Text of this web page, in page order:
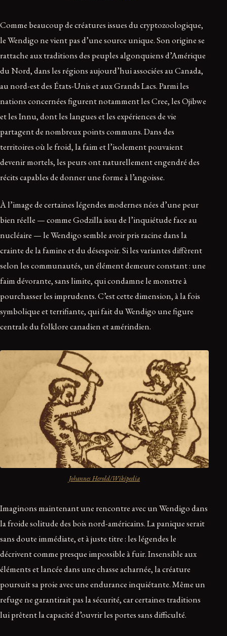
Comme beaucoup de créatures issues du cryptozoologique,
le Wendigo ne vient pas d’une source unique. Son origine se
rattache aux traditions des peuples algonquiens d’Amérique
du Nord, dans les régions aujourd’hui associées au Canada,
au nord-est des États-Unis et aux Grands Lacs. Parmi les
nations concernées figurent notamment les Cree, les Ojibwe
et les Innu, dont les langues et les expériences de vie
partagent de nombreux points communs. Dans des
territoires où le froid, la faim et l’isolement pouvaient
devenir mortels, les peurs ont naturellement engendré des
récits capables de donner une forme à l’angoisse.
À l’image de certaines légendes modernes nées d’une peur
bien réelle — comme Godzilla issu de l’inquiétude face au
nucléaire — le Wendigo semble avoir pris racine dans la
crainte de la famine et du désespoir. Si les variantes diffèrent
selon les communautés, un élément demeure constant : une
faim dévorante, sans limite, qui condamne le monstre à
pourchasser les imprudents. C’est cette dimension, à la fois
symbolique et terrifiante, qui fait du Wendigo une figure
centrale du folklore canadien et amérindien.
Johannes Herold/Wikipedia
Imaginons maintenant une rencontre avec un Wendigo dans
la froide solitude des bois nord-américains. La panique serait
sans doute immédiate, et à juste titre : les légendes le
décrivent comme presque impossible à fuir. Insensible aux
éléments et lancée dans une chasse acharnée, la créature
poursuit sa proie avec une endurance inquiétante. Même un
refuge ne garantirait pas la sécurité, car certaines traditions
lui prêtent la capacité d’ouvrir les portes sans difficulté.